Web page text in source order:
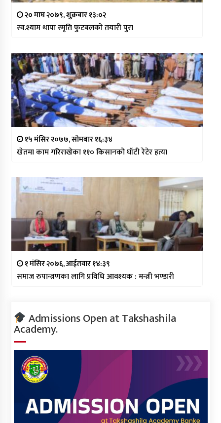
२० माघ २०७९, शुक्रबार १३:०२
स्व.श्याम थापा स्मृति फुटबलको तयारी पुरा
१५ मंसिर २०७७, सोमबार १६:३४
खेतमा काम गरिराखेका ११० किसानको घाँटी रेटेर हत्या
१ मंसिर २०७६, आईतवार १४:३९
समाज रुपान्त्रणका लागि प्रविधि आवश्यक : मन्त्री भण्डारी
Admissions Open at Takshashila
Academy.